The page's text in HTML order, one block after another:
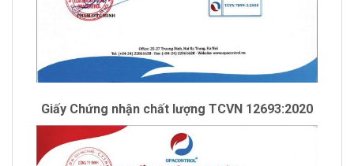
Giấy Chứng nhận chất lượng TCVN 12693:2020